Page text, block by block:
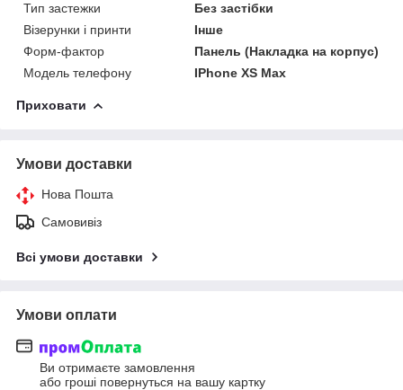
Тип застежки
Без застібки
Візерунки і принти
Інше
Форм-фактор
Панель (Накладка на корпус)
Модель телефону
IPhone XS Max
Приховати
Умови доставки
Нова Пошта
Самовивіз
Всі умови доставки
Умови оплати
Ви отримаєте замовлення
або гроші повернуться на вашу картку